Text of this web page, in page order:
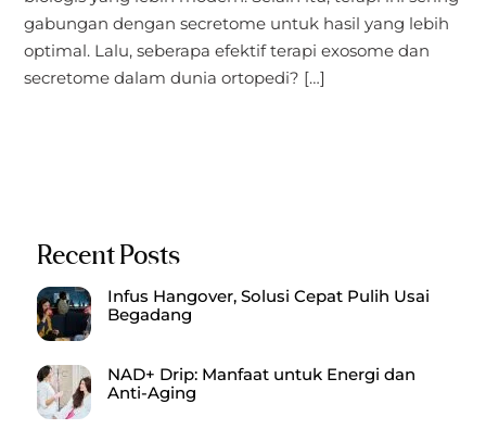
gabungan dengan secretome untuk hasil yang lebih
optimal. Lalu, seberapa efektif terapi exosome dan
secretome dalam dunia ortopedi? […]
Recent Posts
Infus Hangover, Solusi Cepat Pulih Usai
Begadang
NAD+ Drip: Manfaat untuk Energi dan
Anti-Aging